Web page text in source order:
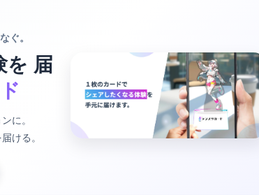
ぐ。
を 届
に。
ける。